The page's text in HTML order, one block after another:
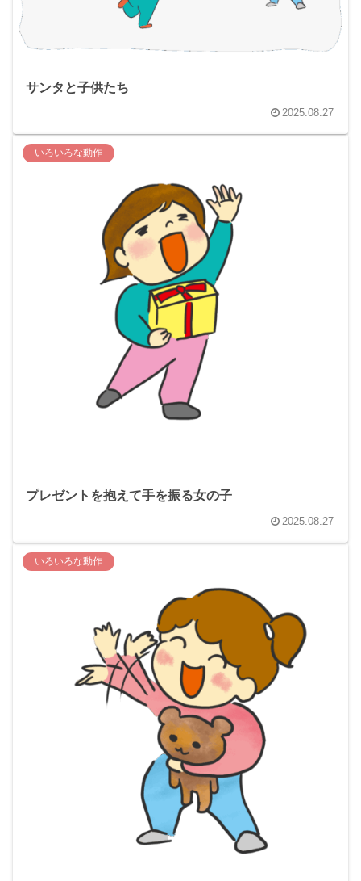
サンタと子供たち
2025.08.27
いろいろな動作
プレゼントを抱えて手を振る女の子
2025.08.27
いろいろな動作